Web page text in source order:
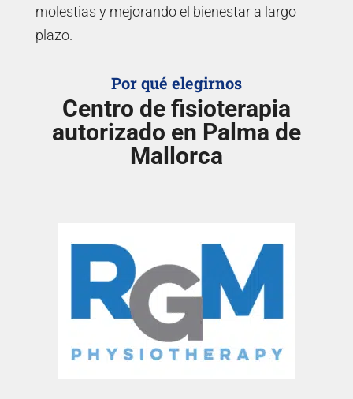
molestias y mejorando el bienestar a largo
plazo.
Por qué elegirnos
Centro de fisioterapia
autorizado en Palma de
Mallorca